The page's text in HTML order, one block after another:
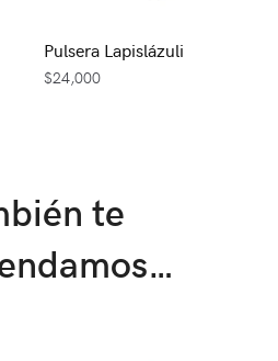
Pulsera Lapislázuli
$24,000
te